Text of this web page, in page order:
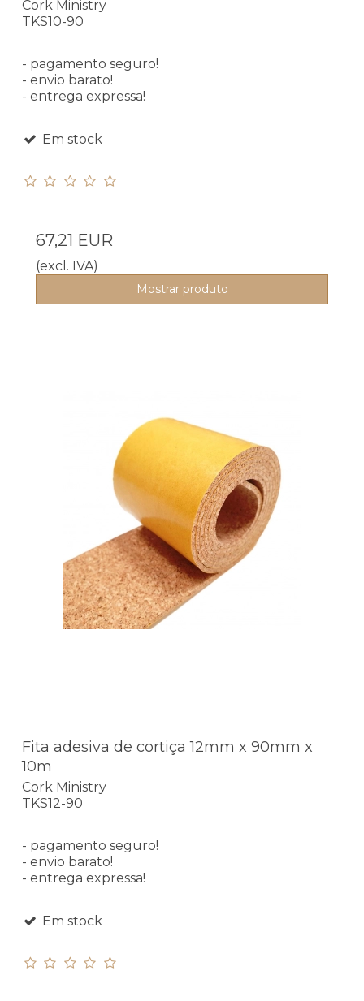
Cork Ministry
TKS10-90
- pagamento seguro!
- envio barato!
- entrega expressa!
Em stock
67,21 EUR
(excl. IVA)
Mostrar produto
Fita adesiva de cortiça 12mm x 90mm x
10m
Cork Ministry
TKS12-90
- pagamento seguro!
- envio barato!
- entrega expressa!
Em stock